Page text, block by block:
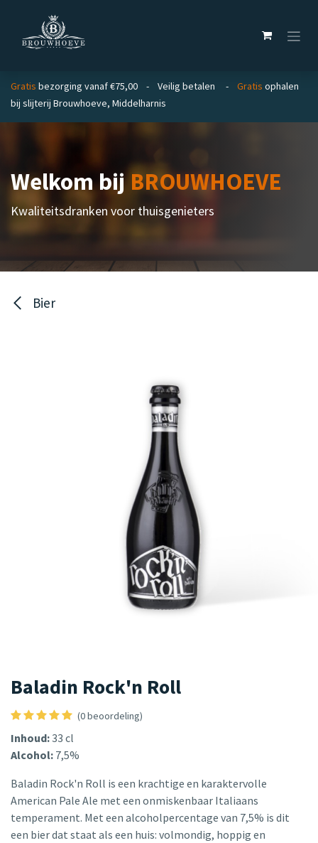
Gratis bezorging vanaf €75,00 - Veilig betalen - Gratis ophalen
bij slijterij Brouwhoeve, Middelharnis
Welkom bijBROUWHOEVE
Kwaliteitsdranken voor thuisgenieters
Bier
Baladin Rock'n Roll
(0 beoordeling)
Inhoud:33 cl
Alcohol: 7,5%
Baladin Rock'n Roll is een krachtige en karaktervolle
American Pale Ale met een onmiskenbaar Italiaans
temperament. Met een alcoholpercentage van 7,5% is dit
een bier dat staat als een huis: volmondig, hoppig en